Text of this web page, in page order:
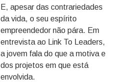
E, apesar das contrariedades
da vida, o seu espírito
empreendedor não pára. Em
entrevista ao Link To Leaders,
a jovem fala do que a motiva e
dos projetos em que está
envolvida.